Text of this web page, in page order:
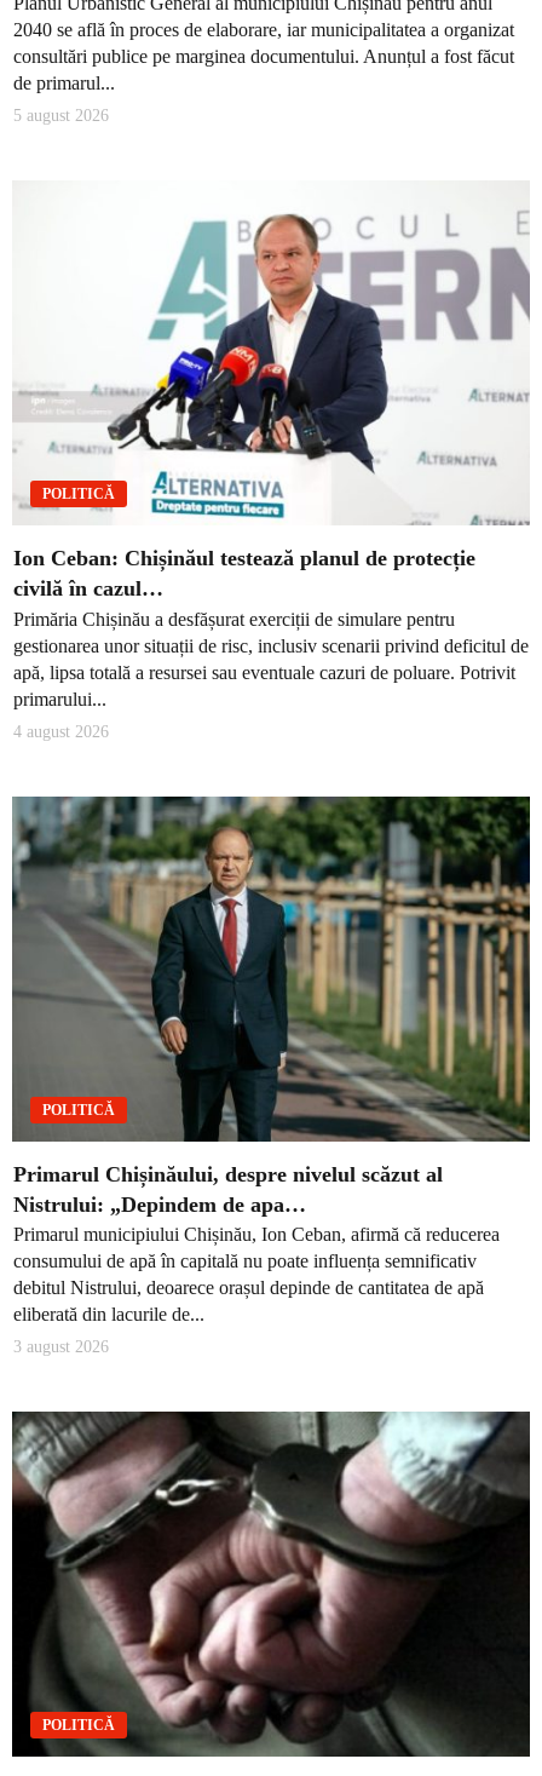
2040 se află în proces de elaborare, iar municipalitatea a organizat
consultări publice pe marginea documentului. Anunțul a fost făcut
de primarul...
5 august 2026
POLITICĂ
Ion Ceban: Chișinăul testează planul de protecție
civilă în cazul…
Primăria Chișinău a desfășurat exerciții de simulare pentru
gestionarea unor situații de risc, inclusiv scenarii privind deficitul de
apă, lipsa totală a resursei sau eventuale cazuri de poluare. Potrivit
primarului...
4 august 2026
POLITICĂ
Primarul Chișinăului, despre nivelul scăzut al
Nistrului: „Depindem de apa…
Primarul municipiului Chișinău, Ion Ceban, afirmă că reducerea
consumului de apă în capitală nu poate influența semnificativ
debitul Nistrului, deoarece orașul depinde de cantitatea de apă
eliberată din lacurile de...
3 august 2026
POLITICĂ